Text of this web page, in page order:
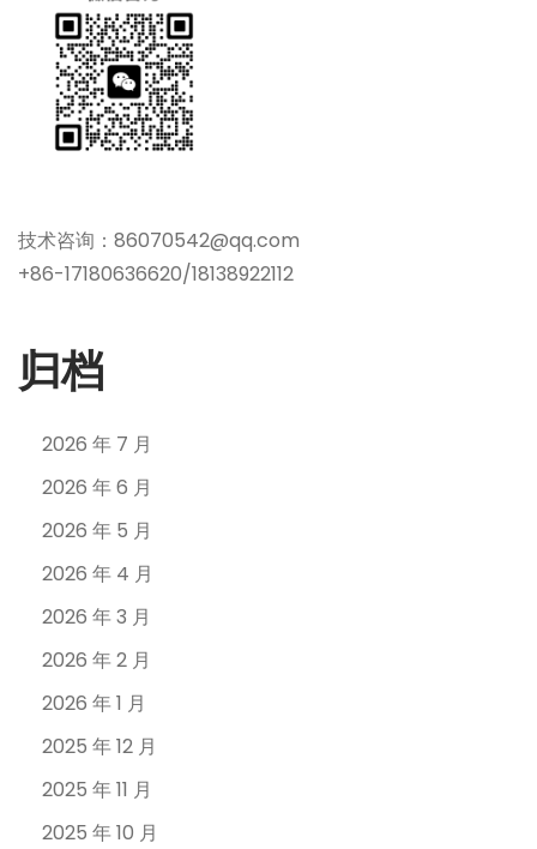
技术咨询：86070542@qq.com
+86-17180636620/18138922112
归档
2026 年 7 月
2026 年 6 月
2026 年 5 月
2026 年 4 月
2026 年 3 月
2026 年 2 月
2026 年 1 月
2025 年 12 月
2025 年 11 月
2025 年 10 月